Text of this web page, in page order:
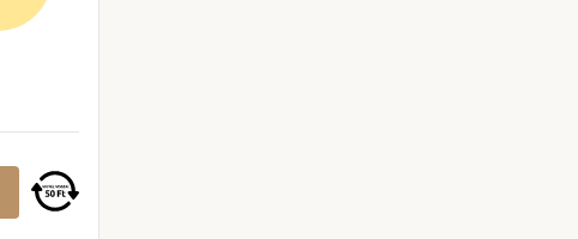
megtörténhet…
csábító játékosság ünnepe minden
kortyban.